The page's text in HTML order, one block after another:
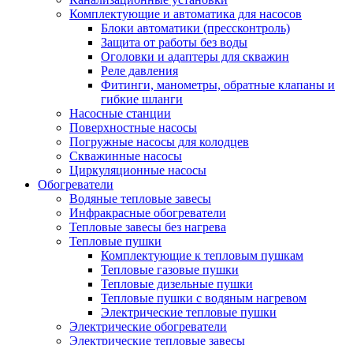
Комплектующие и автоматика для насосов
Блоки автоматики (прессконтроль)
Защита от работы без воды
Оголовки и адаптеры для скважин
Реле давления
Фитинги, манометры, обратные клапаны и
гибкие шланги
Насосные станции
Поверхностные насосы
Погружные насосы для колодцев
Скважинные насосы
Циркуляционные насосы
Обогреватели
Водяные тепловые завесы
Инфракрасные обогреватели
Тепловые завесы без нагрева
Тепловые пушки
Комплектующие к тепловым пушкам
Тепловые газовые пушки
Тепловые дизельные пушки
Тепловые пушки с водяным нагревом
Электрические тепловые пушки
Электрические обогреватели
Электрические тепловые завесы